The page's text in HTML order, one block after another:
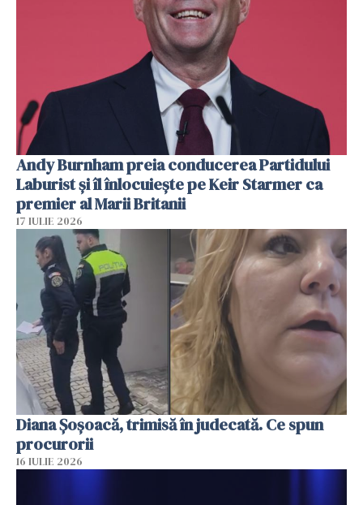
Andy Burnham preia conducerea Partidului
Laburist și îl înlocuiește pe Keir Starmer ca
premier al Marii Britanii
17 IULIE 2026
Diana Șoșoacă, trimisă în judecată. Ce spun
procurorii
16 IULIE 2026